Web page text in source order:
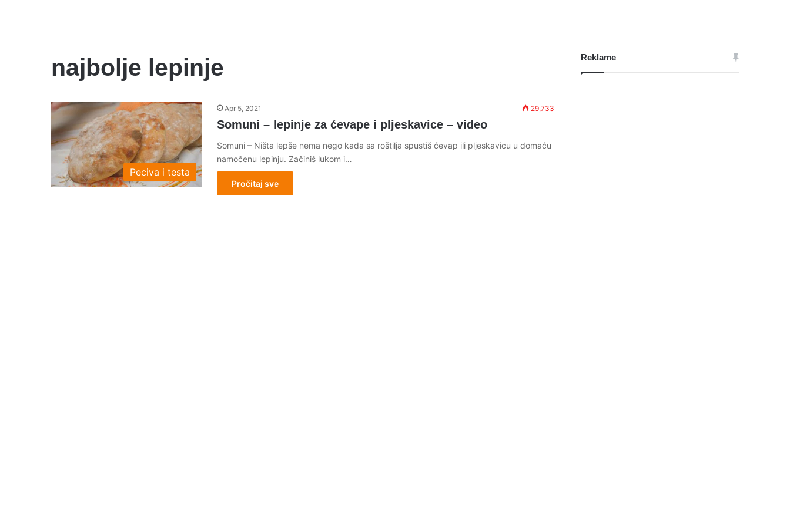
najbolje lepinje
Peciva i testa
Apr 5, 2021 29,733
Somuni – lepinje za ćevape i pljeskavice – video
Somuni – Ništa lepše nema nego kada sa roštilja spustiš ćevap ili pljeskavicu u domaću
namočenu lepinju. Začiniš lukom i…
Pročitaj sve
Reklame